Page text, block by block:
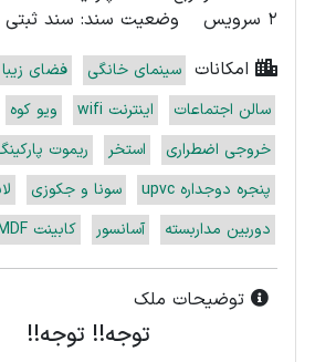
2 سرویس
وضعیت سند: سند ثبتی
امکانات سینمای خانگی فضای زیبا
سالن اجتماعات
اینترنت wifi ویو کوه
خروجی اضطراری
استخر ریموت
پنجره دوجداره upvc
سونا و جکوزی
دوربین مداربسته
آسانسور کابینت MDF
توضیحات ملک
توجه!! توجه!!